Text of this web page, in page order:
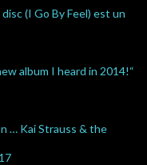
(I Go By Feel) est un
album I heard in 2014!“
… Kai Strauss & the